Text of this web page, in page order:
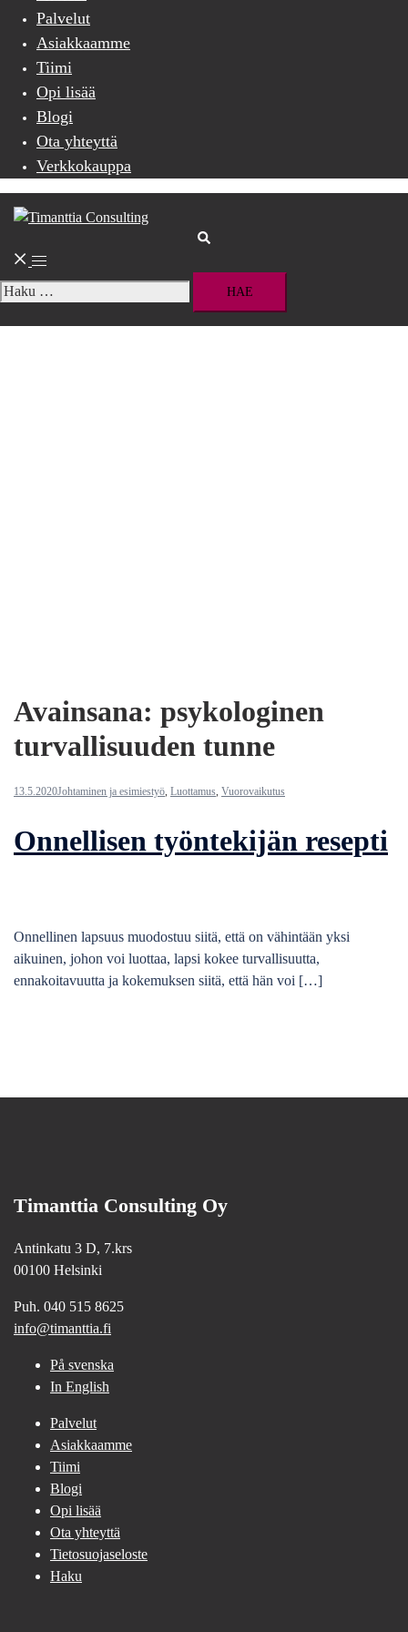
Palvelut
Asiakkaamme
Tiimi
Opi lisää
Blogi
Ota yhteyttä
Verkkokauppa
Toggle
menu
Haku:
Avainsana: psykologinen
turvallisuuden tunne
13.5.2020Johtaminen ja esimiestyö, Luottamus, Vuorovaikutus
Onnellisen työntekijän resepti
Onnellinen lapsuus muodostuu siitä, että on vähintään yksi
aikuinen, johon voi luottaa, lapsi kokee turvallisuutta,
ennakoitavuutta ja kokemuksen siitä, että hän voi […]
Timanttia Consulting Oy
Antinkatu 3 D, 7.krs
00100 Helsinki
Puh. 040 515 8625
info@timanttia.fi
På svenska
In English
Palvelut
Asiakkaamme
Tiimi
Blogi
Opi lisää
Ota yhteyttä
Tietosuojaseloste
Haku